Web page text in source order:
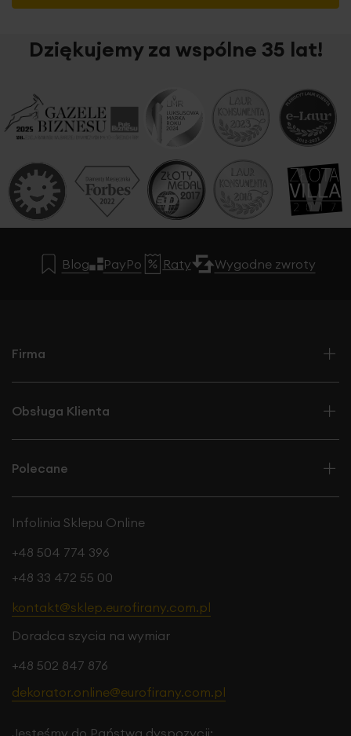
Dziękujemy za wspólne 35 lat!
Blog PayPo Raty Wygodne zwroty
Firma
Obsługa Klienta
Polecane
Infolinia Sklepu Online
+48 504 774 396
+48 33 472 55 00
kontakt@sklep.eurofirany.com.pl
Doradca szycia na wymiar
+48 502 847 876
dekorator.online@eurofirany.com.pl
Jesteśmy do Państwa dyspozycji: